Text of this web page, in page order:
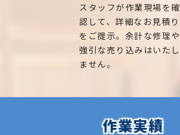
スタッフが作業現場を確
認して、詳細なお見積り
をご提示。余計な修理や
強引な売り込みはいたし
ません。
作業実績